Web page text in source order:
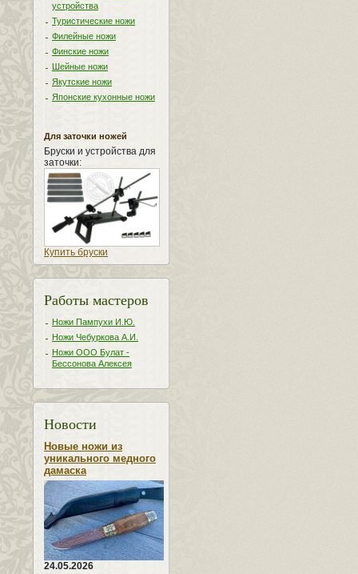
устройства
Туристические ножи
Филейные ножи
Финские ножи
Шейные ножи
Якутские ножи
Японские кухонные ножи
Для заточки ножей
Бруски и устройства для
заточки:
Купить бруски
Работы мастеров
Ножи Пампухи И.Ю.
Ножи Чебуркова А.И.
Ножи ООО Булат -
Бессонова Алексея
Новости
Новые ножи из
уникального медного
дамаска
24.05.2026